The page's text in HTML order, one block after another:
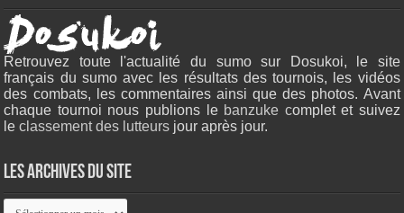
Retrouvez toute l'actualité du sumo sur Dosukoi, le site
français du sumo avec les résultats des tournois, les vidéos
des combats, les commentaires ainsi que des photos. Avant
chaque tournoi nous publions le banzuke complet et suivez
leclassement des lutteurs jour après jour.
Les archives du site
Les